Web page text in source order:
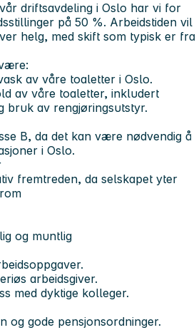
driftsavdeling i Oslo har vi for
på 50 %. Arbeidstiden vil
helg, med skift som typisk er fra
av våre toaletter i Oslo.
av våre toaletter, inkludert
bruk av rengjøringsutstyr.
B, da det kan være nødvendig å
i Oslo.
fremtreden, da selskapet yter
og muntlig
arbeidsgiver.
med dyktige kolleger.
og gode pensjonsordninger.